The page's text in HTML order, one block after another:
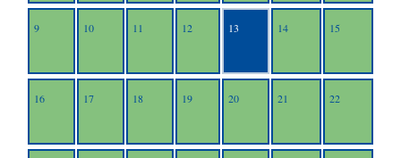
9 10 11 12 13 14 15
16 17 18 19 20 21 22